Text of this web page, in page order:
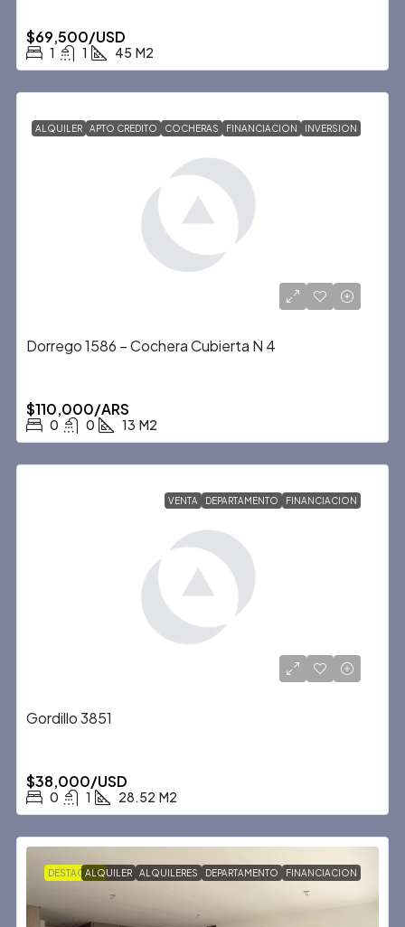
$69,500/USD
1 1 45 M2
ALQUILER APTO CREDITO COCHERAS FINANCIACION INVERSION
Dorrego 1586 – Cochera Cubierta N 4
$110,000/ARS
0 0 13 M2
VENTA DEPARTAMENTO FINANCIACION
Gordillo 3851
$38,000/USD
0 1 28.52 M2
DESTACADAALQUILER ALQUILERES DEPARTAMENTO FINANCIACION